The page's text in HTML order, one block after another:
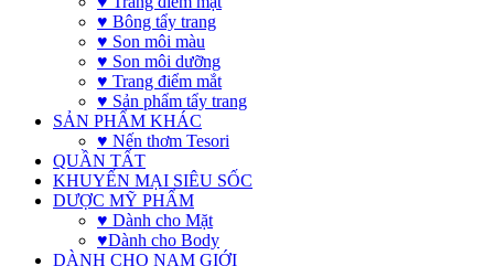
♥ Bông tẩy trang
♥ Son môi màu
♥ Son môi dưỡng
♥ Trang điểm mắt
♥ Sản phẩm tẩy trang
SẢN PHẨM KHÁC
♥ Nến thơm Tesori
QUẦN TẤT
KHUYẾN MẠI SIÊU SỐC
DƯỢC MỸ PHẨM
♥ Dành cho Mặt
♥Dành cho Body
DÀNH CHO NAM GIỚI